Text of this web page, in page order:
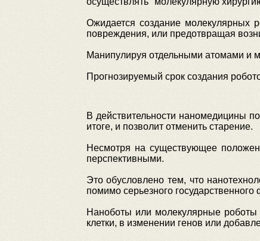
Ожидается создание молекулярных
повреждения, или предотвращая
Манипулируя отдельными атомами и
Прогнозируемый срок создания
В действительности наномедицины
итоге, и позволит отменить старение.
Несмотря на существующее
перспективными.
Это обусловлено тем, что
помимо серьезного
Наноботы или молекулярные роботы
клетки, в изменении генов или